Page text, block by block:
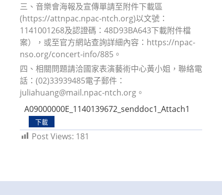
三、音樂會海報及宣傳單請至附件下載區
(https://attnpac.npac-ntch.org)以文號：
1141001268及認證碼：48D93BA643下載附件檔
案），或至官方網站查詢詳細內容：https://npac-
nso.org/concert-info/885。
四、相關問題請洽國家表演藝術中心黃小姐，聯絡電
話：(02)33939485電子郵件：
juliahuang@mail.npac-ntch.org。
A09000000E_1140139672_senddoc1_Attach1
下載
Post Views: 181